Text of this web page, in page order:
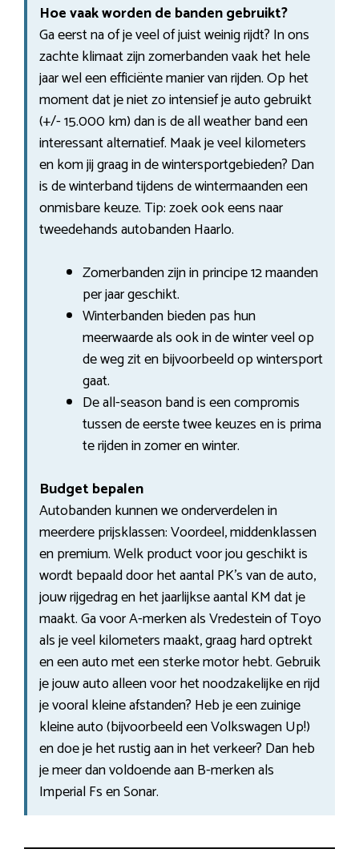
Hoe vaak worden de banden gebruikt?
Ga eerst na of je veel of juist weinig rijdt? In ons
zachte klimaat zijn zomerbanden vaak het hele
jaar wel een efficiënte manier van rijden. Op het
moment dat je niet zo intensief je auto gebruikt
(+/- 15.000 km) dan is de all weather band een
interessant alternatief. Maak je veel kilometers
en kom jij graag in de wintersportgebieden? Dan
is de winterband tijdens de wintermaanden een
onmisbare keuze. Tip: zoek ook eens naar
tweedehands autobanden Haarlo.
Zomerbanden zijn in principe 12 maanden
per jaar geschikt.
Winterbanden bieden pas hun
meerwaarde als ook in de winter veel op
de weg zit en bijvoorbeeld op wintersport
gaat.
De all-season band is een compromis
tussen de eerste twee keuzes en is prima
te rijden in zomer en winter.
Budget bepalen
Autobanden kunnen we onderverdelen in
meerdere prijsklassen: Voordeel, middenklassen
en premium. Welk product voor jou geschikt is
wordt bepaald door het aantal PK’s van de auto,
jouw rijgedrag en het jaarlijkse aantal KM dat je
maakt. Ga voor A-merken als Vredestein of Toyo
als je veel kilometers maakt, graag hard optrekt
en een auto met een sterke motor hebt. Gebruik
je jouw auto alleen voor het noodzakelijke en rijd
je vooral kleine afstanden? Heb je een zuinige
kleine auto (bijvoorbeeld een Volkswagen Up!)
en doe je het rustig aan in het verkeer? Dan heb
je meer dan voldoende aan B-merken als
Imperial Fs en Sonar.